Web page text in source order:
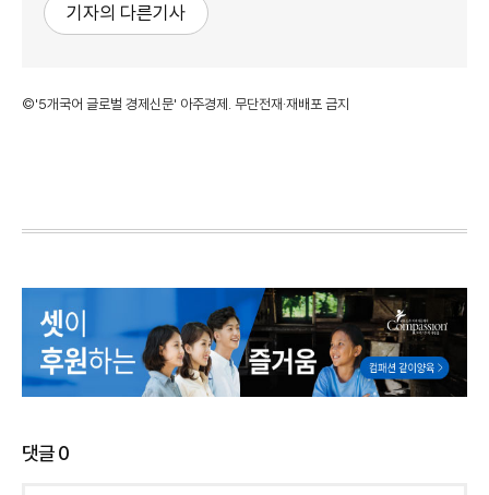
기자의 다른기사
©'5개국어 글로벌 경제신문' 아주경제. 무단전재·재배포 금지
댓글0